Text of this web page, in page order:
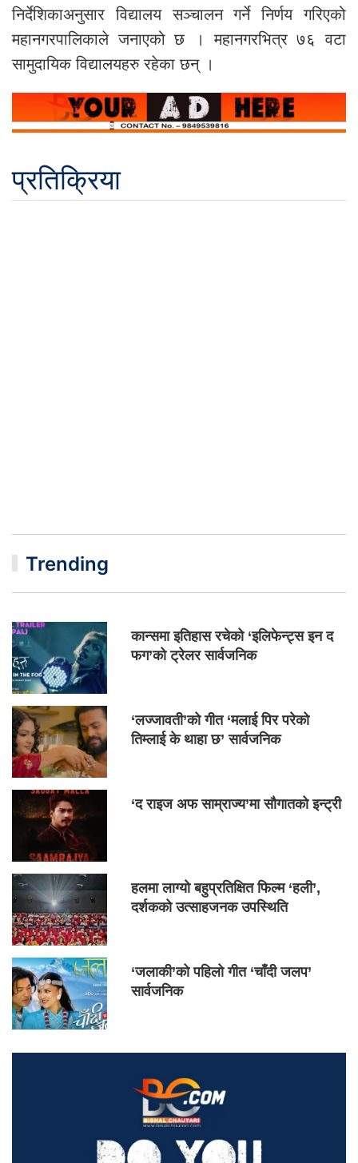
निर्देशिकाअनुसार विद्यालय सञ्चालन गर्ने निर्णय गरिएको
महानगरपालिकाले जनाएको छ । महानगरभित्र ७६ वटा
सामुदायिक विद्यालयहरु रहेका छन् ।
प्रतिक्रिया
Trending
कान्समा इतिहास रचेको ‘इलिफेन्ट्स इन द
फग’को ट्रेलर सार्वजनिक
‘लज्जावती’को गीत ‘मलाई पिर परेको
तिम्लाई के थाहा छ’ सार्वजनिक
‘द राइज अफ साम्राज्य’मा सौगातको इन्ट्री
हलमा लाग्यो बहुप्रतिक्षित फिल्म ‘हली’,
दर्शकको उत्साहजनक उपस्थिति
‘जलाकी’को पहिलो गीत ‘चाँदी जलप’
सार्वजनिक